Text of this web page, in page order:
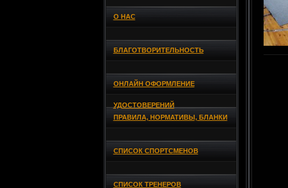
О НАС
БЛАГОТВОРИТЕЛЬНОСТЬ
ОНЛАЙН ОФОРМЛЕНИЕ
УДОСТОВЕРЕНИЙ
ПРАВИЛА, НОРМАТИВЫ, БЛАНКИ
СПИСОК СПОРТСМЕНОВ
СПИСОК ТРЕНЕРОВ